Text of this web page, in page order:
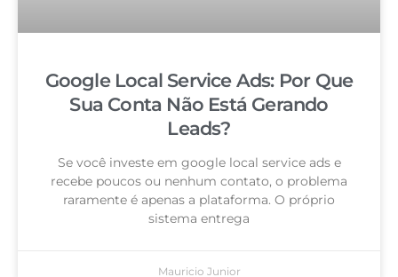
Google Local Service Ads: Por Que
Sua Conta Não Está Gerando
Leads?
Se você investe em google local service ads e
recebe poucos ou nenhum contato, o problema
raramente é apenas a plataforma. O próprio
sistema entrega
Mauricio Junior